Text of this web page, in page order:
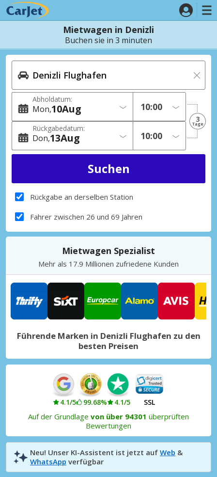
Mietwagen in Denizli
Buchen sie in 3 minuten
Abholdatum:
Mon 10Aug
Rückgabedatum:
Don 13Aug
3
Tage
Rückgabe an derselben Station
Fahrer zwischen 26 und 69 Jahren
Mietwagen Spezialist
Mehr als 17.9 Millionen zufriedene Kunden
Führende Marken in Denizli Flughafen zu den
besten Preisen
4.1/5 99.68% 4.1/5 SSL
Auf der Grundlage von über 94301 überprüften
Bewertungen
Neu! Unser KI-Assistent ist jetzt auf Web &
WhatsApp verfügbar